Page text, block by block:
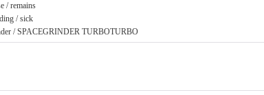
/ remains
/ sick
/ SPACEGRINDER TURBOTURBO